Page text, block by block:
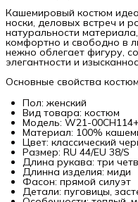
Кашемировый костюм
носки, деловых встреч и
натуральности
комфортно и свободно в
нежно облегает фигуру,
элегантности и
Основные свойства
Пол: женский
Вид товара: костюм
Модель: W21-
Материал: 100%
Цвет: классический
Размер: RU 44/EU 38/S
Длина рукава: три
Длинна изделия: миди
Фасон: прямой силуэт
Детали: пуговицы,